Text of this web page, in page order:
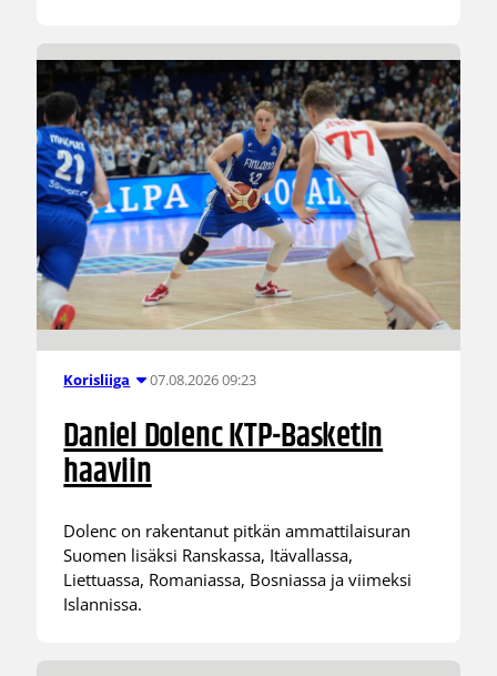
Korisliiga 07.08.2026 09:23
Daniel Dolenc KTP-Basketin
haaviin
Dolenc on rakentanut pitkän ammattilaisuran
Suomen lisäksi Ranskassa, Itävallassa,
Liettuassa, Romaniassa, Bosniassa ja viimeksi
Islannissa.